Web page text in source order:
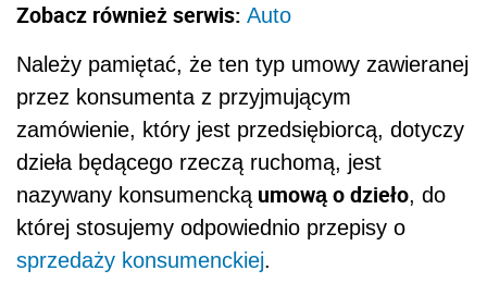
Zobacz również serwis: Auto
Należy pamiętać, że ten typ umowy zawieranej
przez konsumenta z przyjmującym
zamówienie, który jest przedsiębiorcą, dotyczy
dzieła będącego rzeczą ruchomą, jest
nazywany konsumenckąumową o dzieło, do
której stosujemy odpowiednio przepisy o
sprzedaży konsumenckiej.